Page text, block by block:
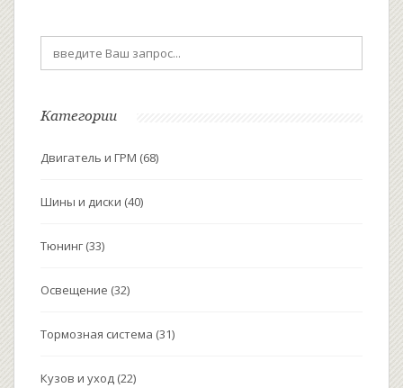
Категории
Двигатель и ГРМ (68)
Шины и диски (40)
Тюнинг (33)
Освещение (32)
Тормозная система (31)
Кузов и уход (22)